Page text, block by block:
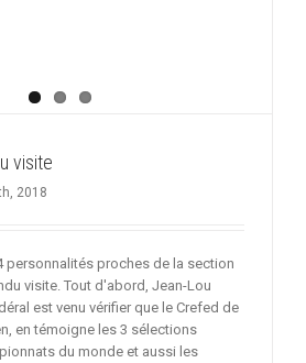
visite
2018
personnalités proches de la section
visite. Tout d'abord, Jean-Lou
est venu vérifier que le Crefed de
en témoigne les 3 sélections
du monde et aussi les